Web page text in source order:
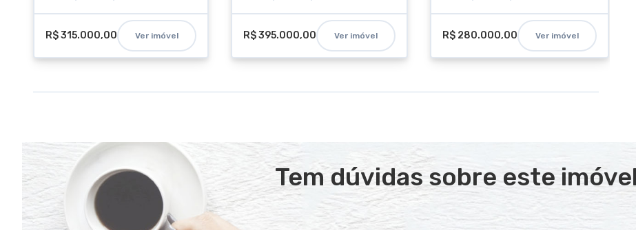
R$ 315.000,00 Ver imóvel R$ 395.000,00 Ver imóvel R$ 280.000,00 Ver imóvel
Tem dúvidas sobre este